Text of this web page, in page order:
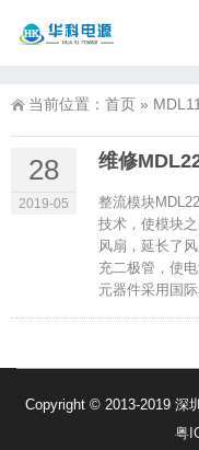
当前位置： 首页 »
28
2019-05
维修
整流模块
技术，使模块
风扇，延长了
充二极管，使
元器件采用国
Copyright © 2013-2019 深
粤